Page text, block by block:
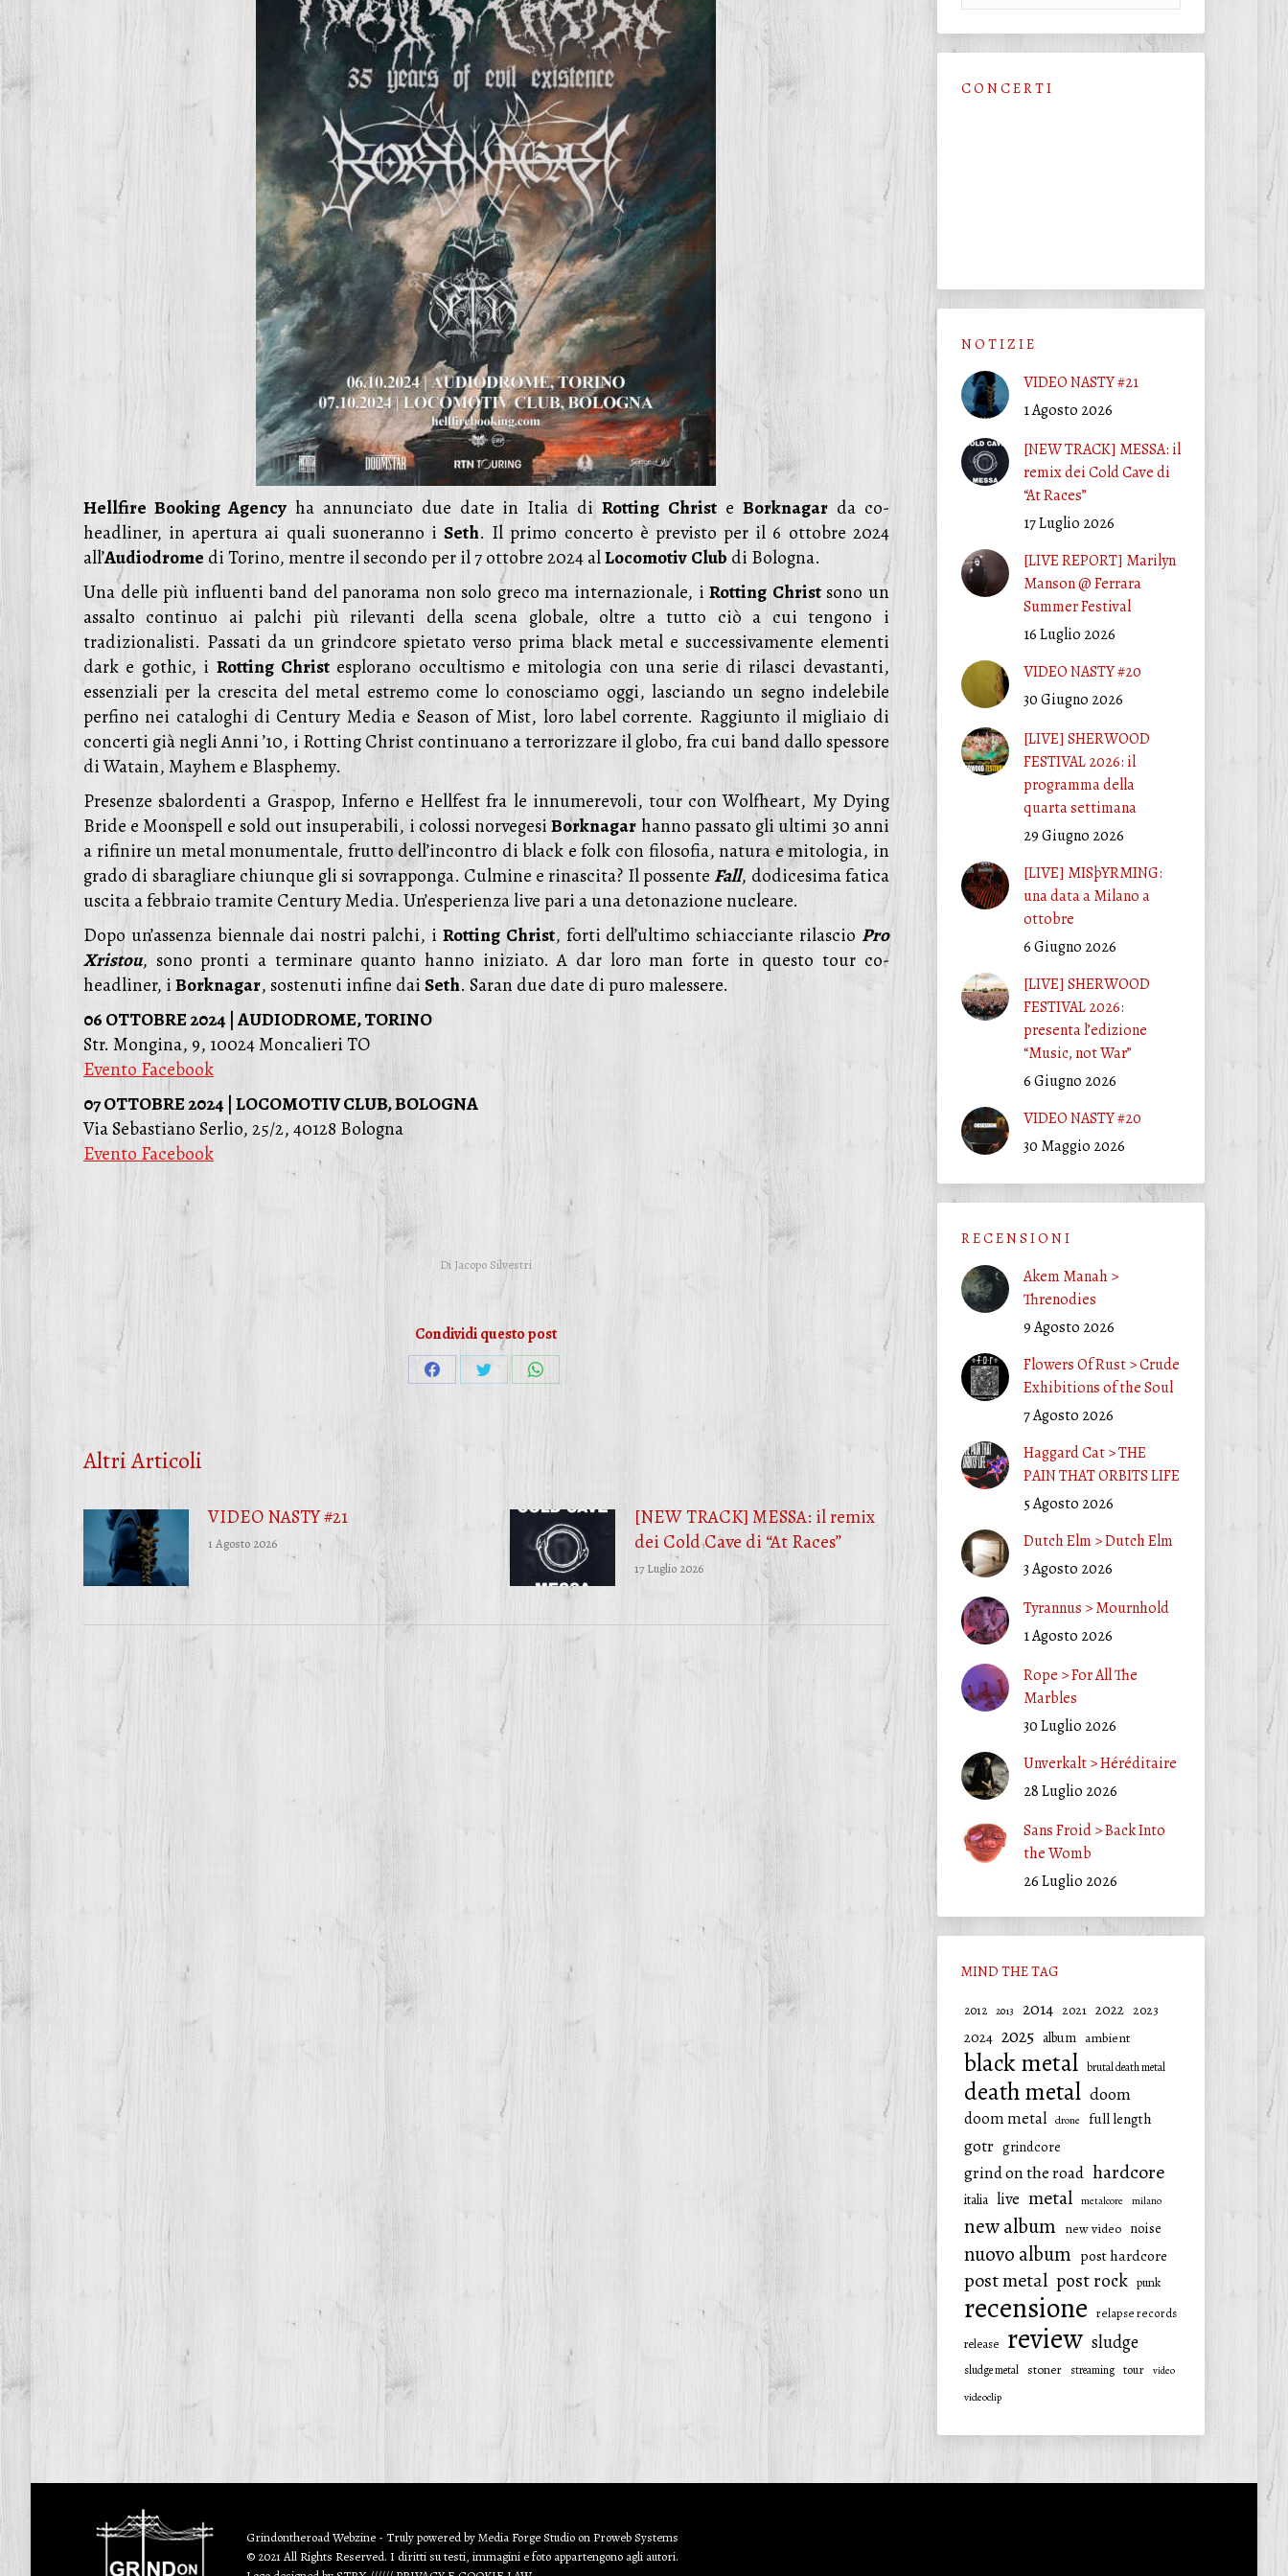
Hellfire Booking Agencyha annunciato due date in Italia diRotting Christ e Borknagarda co-
headliner, in apertura ai quali suoneranno iSeth. Il primo concerto è previsto per il 6 ottobre 2024
all’Audiodrome di Torino, mentre il secondo per il 7 ottobre 2024 alLocomotivClub di Bologna.
Una delle più influenti band del panorama non solo greco ma internazionale, iRotting Christsono un
assalto continuo ai palchi più rilevanti della scena globale, oltre a tutto ciò a cui tengono i
tradizionalisti. Passati da un grindcore spietato verso prima black metal e successivamente elementi
dark e gothic, i Rotting Christesplorano occultismo e mitologia con una serie di rilasci devastanti,
essenziali per la crescita del metal estremo come lo conosciamo oggi, lasciando un segno indelebile
perfino nei cataloghi di Century Media e Season of Mist, loro label corrente. Raggiunto il migliaio di
concerti già negli Anni ’10, i Rotting Christ continuano a terrorizzare il globo, fra cui band dallo spessore
di Watain, Mayhem e Blasphemy.
Presenze sbalordenti a Graspop, Inferno e Hellfest fra le innumerevoli, tour con Wolfheart, My Dying
Bride e Moonspell e sold out insuperabili, i colossi norvegesiBorknagarhanno passato gli ultimi 30 anni
a rifinire un metal monumentale, frutto dell’incontro di black e folk con filosofia, natura e mitologia, in
grado di sbaragliare chiunque gli si sovrapponga. Culmine e rinascita? Il possente Fall, dodicesima fatica
uscita a febbraio tramite Century Media. Un’esperienza live pari a una detonazione nucleare.
Dopo un’assenza biennale dai nostri palchi, i Rotting Christ, forti dell’ultimo schiacciante rilascio Pro
Xristou, sono pronti a terminare quanto hanno iniziato. A dar loro man forte in questo tour co-
headliner, iBorknagar, sostenuti infine daiSeth. Saran due date di puro malessere.
06 OTTOBRE 2024 | AUDIODROME, TORINO
Str. Mongina, 9, 10024 Moncalieri TO
Evento Facebook
07 OTTOBRE 2024 | LOCOMOTIV CLUB, BOLOGNA
Via Sebastiano Serlio, 25/2, 40128 Bologna
Evento Facebook
Di Jacopo Silvestri
Condividi questo post
CondividiCondividiCondividi
Altri Articoli
VIDEO NASTY #21
1 Agosto 2026
[NEW TRACK] MESSA: il remix
dei Cold Cave di “At Races”
17 Luglio 2026
C O N C E R T I
N O T I Z I E
VIDEO NASTY #21
1 Agosto 2026
[NEW TRACK] MESSA: il
remix dei Cold Cave di
“At Races”
17 Luglio 2026
[LIVE REPORT] Marilyn
Manson @ Ferrara
Summer Festival
16 Luglio 2026
VIDEO NASTY #20
30 Giugno 2026
[LIVE] SHERWOOD
FESTIVAL 2026: il
programma della
quarta settimana
29 Giugno 2026
[LIVE] MISþYRMING:
una data a Milano a
ottobre
6 Giugno 2026
[LIVE] SHERWOOD
FESTIVAL 2026:
presenta l’edizione
“Music, not War”
6 Giugno 2026
VIDEO NASTY #20
30 Maggio 2026
R E C E N S I O N I
Akem Manah >
Threnodies
9 Agosto 2026
Flowers Of Rust > Crude
Exhibitions of the Soul
7 Agosto 2026
Haggard Cat > THE
PAIN THAT ORBITS LIFE
5 Agosto 2026
Dutch Elm > Dutch Elm
3 Agosto 2026
Tyrannus > Mournhold
1 Agosto 2026
Rope > For All The
Marbles
30 Luglio 2026
Unverkalt > Héréditaire
28 Luglio 2026
Sans Froid > Back Into
the Womb
26 Luglio 2026
MIND THE TAG
2012 2013 2014 2021 2022 2023
2024 2025 album ambient
black metal brutal death metal
death metal doom
doom metal drone full length
gotr grindcore
grind on the road hardcore
italia live metal metalcore milano
new album new video noise
nuovo album post hardcore
post metal post rock punk
recensione relapse records
release
review sludge
sludge metal stoner streaming tour
video
videoclip
Grindontheroad Webzine - Truly powered byMedia Forge Studio on ProwebSystems
© 2021 All Rights Reserved. I diritti su testi, immagini e foto appartengono agli autori.